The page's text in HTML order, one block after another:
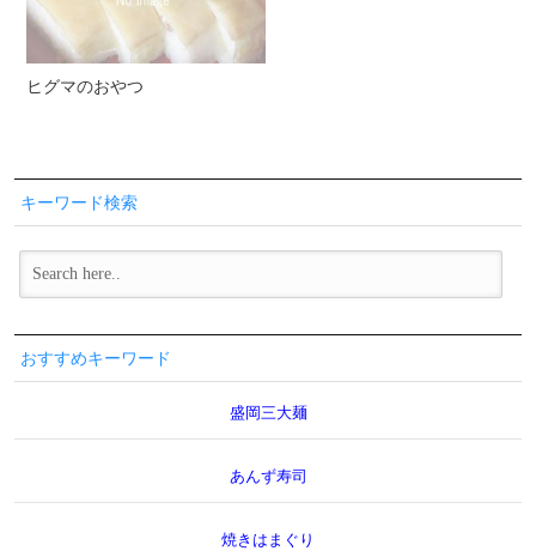
ヒグマのおやつ
キーワード検索
おすすめキーワード
盛岡三大麺
あんず寿司
焼きはまぐり